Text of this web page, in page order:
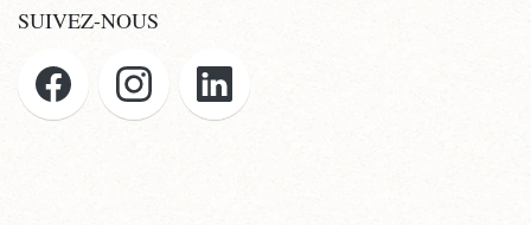
SUIVEZ-NOUS